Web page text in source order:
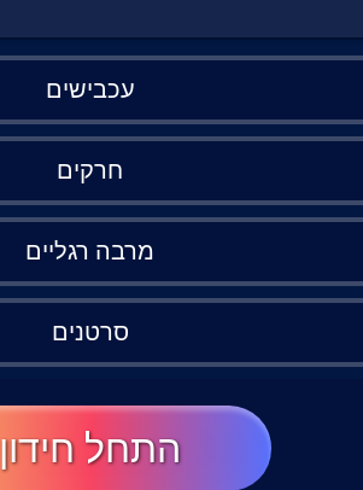
עכבישים
חרקים
מרבה רגליים
סרטנים
התחל חידון